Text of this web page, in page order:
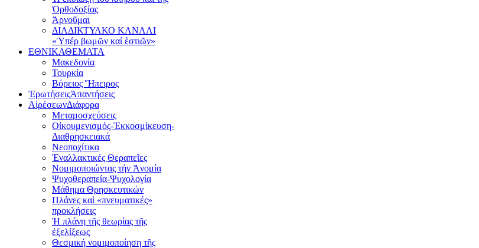
Ὀρθοδοξίας
Ἀρνοῦμαι
ΔΙΑΔΙΚΤΥΑΚΟ ΚΑΝΑΛΙ
«Ὑπέρ βωμῶν καί ἑστιῶν»
ΕΘΝΙΚΑΘΕΜΑΤΑ
Μακεδονία
Τουρκία
Βόρειος Ἤπειρος
ἘρωτήσειςἈπαντήσεις
ΑἱρέσεωνΔιάφορα
Μεταμοσχεύσεις
Οἰκουμενισμός-Ἐκκοσμίκευση-
Διαθρησκειακά
Νεοποχίτικα
Ἐναλλακτικές Θεραπεῖες
Νομιμοποιώντας τήν Ἀνομία
Ψυχοθεραπεία-Ψυχολογία
Μάθημα Θρησκευτικών
Πλάνες καὶ «πνευματικές»
προκλήσεις
Ἡ πλάνη τῆς θεωρίας τῆς
ἐξελίξεως
Θεσμική νομιμοποίηση τῆς